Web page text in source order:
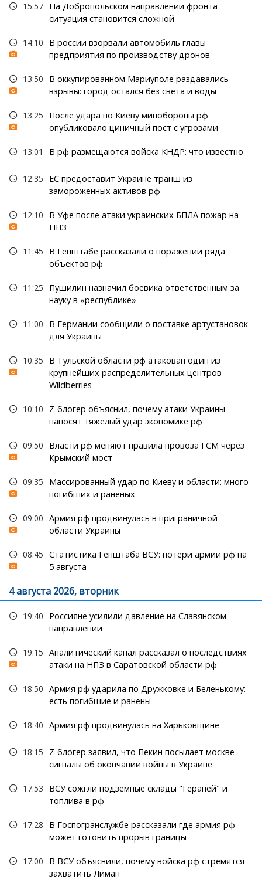
15:57 На Добропольском направлении фронта
ситуация становится сложной
14:10
В россии взорвали автомобиль главы
предприятия по производству дронов
13:50
В оккупированном Мариуполе раздавались
взрывы: город остался без света и воды
13:25
После удара по Киеву минобороны рф
опубликовало циничный пост с угрозами
13:01 В рф размещаются войска КНДР: что известно
12:35
ЕС предоставит Украине транш из
замороженных активов рф
12:10
В Уфе после атаки украинских БПЛА пожар на
НПЗ
11:45
В Генштабе рассказали о поражении ряда
объектов рф
11:25
Пушилин назначил боевика ответственным за
науку в «республике»
11:00
В Германии сообщили о поставке артустановок
для Украины
10:35
В Тульской области рф атакован один из
крупнейших распределительных центров
Wildberries
10:10
Z-блогер объяснил, почему атаки Украины
наносят тяжелый удар экономике рф
09:50
Власти рф меняют правила провоза ГСМ через
Крымский мост
09:35
Массированный удар по Киеву и области: много
погибших и раненых
09:00 Армия рф продвинулась в приграничной
области Украины
08:45 Статистика Генштаба ВСУ: потери армии рф на
5 августа
4 августа 2026, вторник
19:40
Россияне усилили давление на Славянском
направлении
19:15 Аналитический канал рассказал о последствиях
атаки на НПЗ в Саратовской области рф
18:50 Армия рф ударила по Дружковке и Беленькому:
есть погибшие и ранены
18:40 Армия рф продвинулась на Харьковщине
18:15
Z-блогер заявил, что Пекин посылает москве
сигналы об окончании войны в Украине
17:53
ВСУ сожгли подземные склады "Гераней" и
топлива в рф
17:28
В Госпогранслужбе рассказали где армия рф
может готовить прорыв границы
17:00
В ВСУ объяснили, почему войска рф стремятся
захватить Лиман